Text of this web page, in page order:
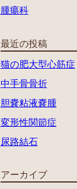
腫瘍科
最近の投稿
猫の肥大型心筋症
中手骨骨折
胆嚢粘液嚢腫
変形性関節症
尿路結石
アーカイブ